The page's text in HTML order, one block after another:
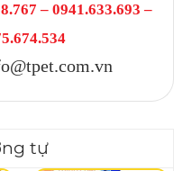
– 0941.633.693 –
tự